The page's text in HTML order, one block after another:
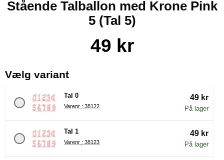
Stående Talballon med Krone Pink
5 (Tal 5)
Køb dette produkt Stående Talballon med Krone Pink 5
pris
49 kr
Vælg variant, (Valg af en ny radioknap vil
Tal 0
Varenr : 38122
49 kr
På lager
Tal 1
Varenr : 38123
49 kr
På lager